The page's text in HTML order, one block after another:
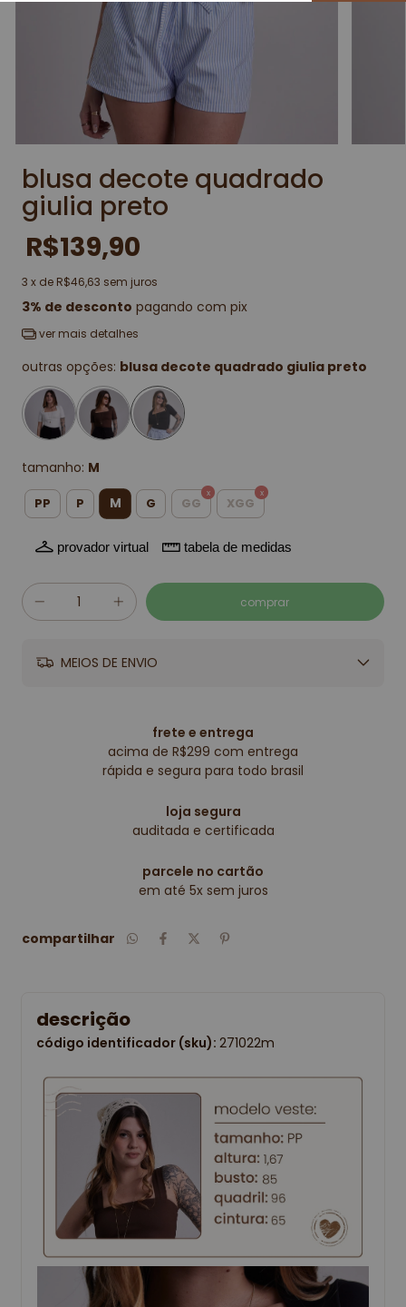
blusa decote quadrado
giulia preto
R$139,90
3 x de R$46,63 sem juros
3% de desconto pagando com pix
ver mais detalhes
outras opções: blusa decote quadrado giulia preto
tamanho: M
PP P M G GG XGG
provador virtual tabela de medidas
MEIOS DE ENVIO
frete e entrega
acima de R$299 com entrega
rápida e segura para todo brasil
loja segura
auditada e certificada
parcele no cartão
em até 5x sem juros
compartilhar
descrição
código identificador (sku): 271022m